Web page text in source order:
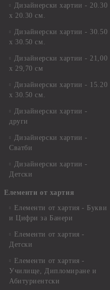
Дизайнерски хартии - 20.30
х 20.30 см.
Дизайнерски хартии - 30.50
х 30.50 см.
Дизайнерски хартии - 21,00
х 29,70 см
Дизайнерски хартии - 15.20
x 30.50 см.
Дизайнерски хартии -
други
Дизайнерски хартии -
Сватби
Дизайнерски хартии -
Детски
Елементи от хартия
Елементи от хартия - Букви
и Цифри за Банери
Елементи от хартия -
Детски
Елементи от хартия -
Училище, Дипломиране и
Абитуриентски